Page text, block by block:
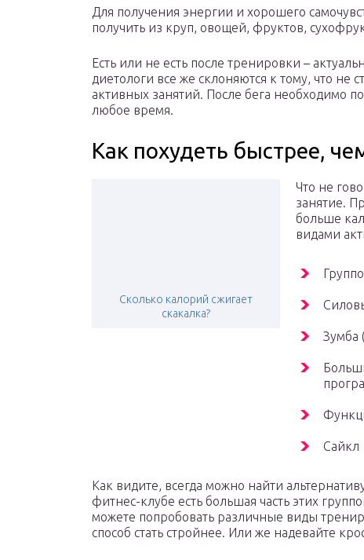
Для получения энергии и хорошего
получить из круп, овощей, фруктов,
Есть или не есть после тренировки –
диетологи все же склоняются к тому, что не
активных занятий. После бега необходимо
любое время.
Как похудеть быстрее,
Сколько калорий сжигает
скакалка?
Что не
занятие.
больше
видами
Зумба
Сайкл
Как видите, всегда можно найти
фитнес-клубе есть большая часть этих
можете попробовать различные виды
способ стать стройнее. Или же надевайте